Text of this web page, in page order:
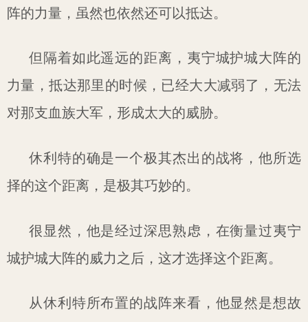
阵的力量，虽然也依然还可以抵达。
但隔着如此遥远的距离，夷宁城护城大阵的
力量，抵达那里的时候，已经大大减弱了，无法
对那支血族大军，形成太大的威胁。
休利特的确是一个极其杰出的战将，他所选
择的这个距离，是极其巧妙的。
很显然，他是经过深思熟虑，在衡量过夷宁
城护城大阵的威力之后，这才选择这个距离。
从休利特所布置的战阵来看，他显然是想故